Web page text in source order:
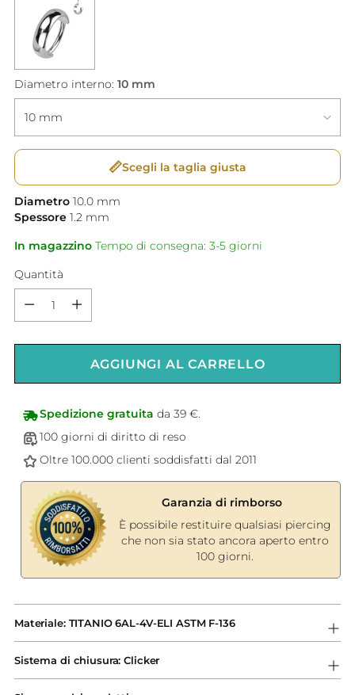
Diametro interno: 10 mm
📏Scegli la taglia giusta
Diametro 10.0 mm
Spessore 1.2 mm
In magazzino Tempo di consegna: 3-5 giorni
Quantità
AGGIUNGI AL CARRELLO
Spedizione gratuita da 39 €.
100 giorni di diritto di reso
Oltre 100.000 clienti soddisfatti dal 2011
Garanzia di rimborso
È possibile restituire qualsiasi piercing
che non sia stato ancora aperto entro
100 giorni.
prodotto
al
carrello...
Materiale: TITANIO 6AL-4V-ELI ASTM F-136
Sistema di chiusura: Clicker